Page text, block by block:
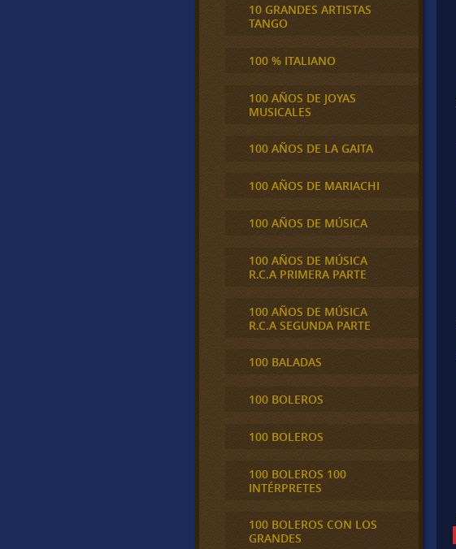
10 GRANDES ARTISTAS
TANGO
100 % ITALIANO
100 AÑOS DE JOYAS
MUSICALES
100 AÑOS DE LA GAITA
100 AÑOS DE MARIACHI
100 AÑOS DE MÚSICA
100 AÑOS DE MÚSICA
R.C.A PRIMERA PARTE
100 AÑOS DE MÚSICA
R.C.A SEGUNDA PARTE
100 BALADAS
100 BOLEROS
100 BOLEROS
100 BOLEROS 100
INTÉRPRETES
100 BOLEROS CON LOS
GRANDES